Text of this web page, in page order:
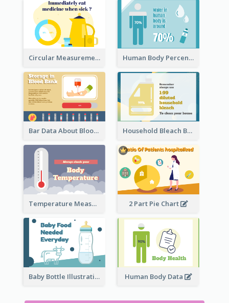
Circular Measurement Of 2 Group Human Body Percentage Clipart
Bar Data About Blood Donation Household Bleach Bottle
Temperature Measurement 2 Part Pie Chart
Baby Bottle Illustration Human Body Data